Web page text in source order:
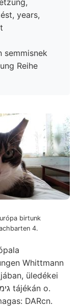
years,
semmisnek
Reihe
birtunk
4.
üledékei
DARcn.